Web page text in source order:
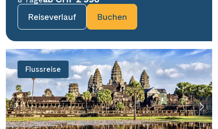
Reiseverlauf
Buchen
Flussreise